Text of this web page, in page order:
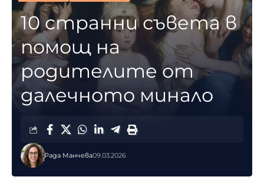
10 странни съвета в
помощ на
родителите от
далечното минало
Рада Манчева09.03.2026